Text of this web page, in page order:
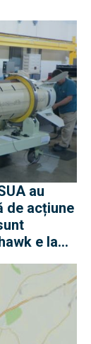
au
de acțiune
e la